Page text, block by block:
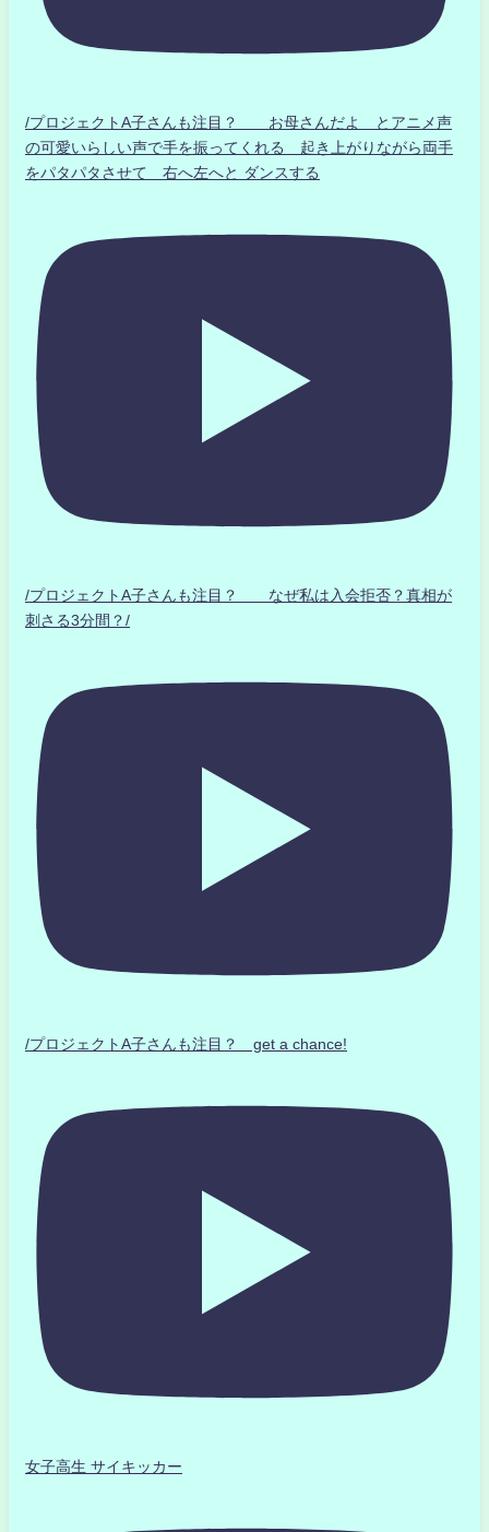
/プロジェクトA子さんも注目？ お母さんだよ とアニメ声
の可愛いらしい声で手を振ってくれる 起き上がりながら両手
をパタパタさせて 右へ左へと ダンスする
/プロジェクトA子さんも注目？ なぜ私は入会拒否？真相が
刺さる3分間？/
/プロジェクトA子さんも注目？ get a chance!
女子高生 サイキッカー